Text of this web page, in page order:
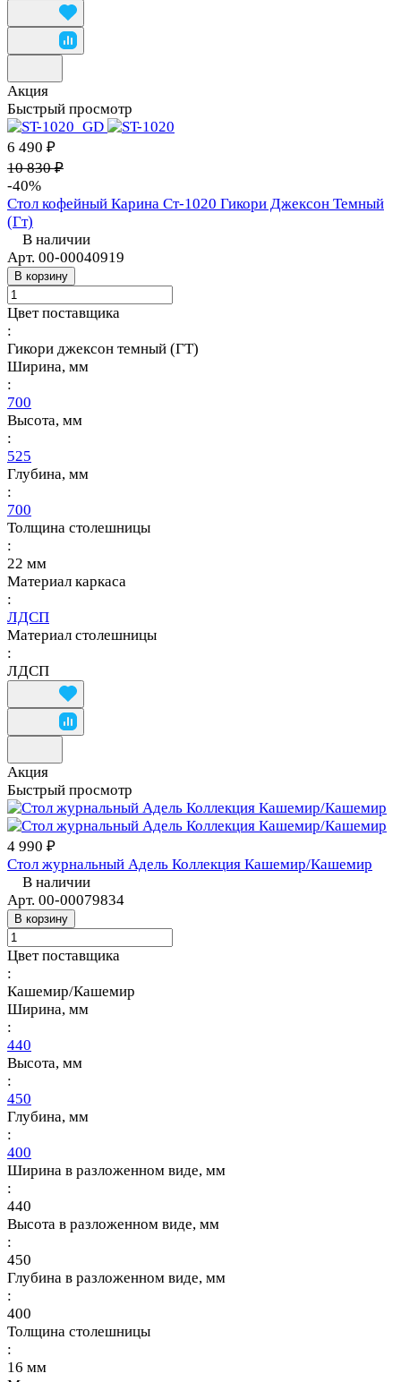
Акция
Быстрый просмотр
6 490 ₽
10 830 ₽
-40%
Стол кофейный Карина Ст-1020 Гикори Джексон Темный
(Гт)
В наличии
Арт. 00-00040919
В корзину
Цвет поставщика
:
Гикори джексон темный (ГТ)
Ширина, мм
:
700
Высота, мм
:
525
Глубина, мм
:
700
Толщина столешницы
:
22 мм
Материал каркаса
:
ЛДСП
Материал столешницы
:
ЛДСП
Акция
Быстрый просмотр
4 990 ₽
Стол журнальный Адель Коллекция Кашемир/Кашемир
В наличии
Арт. 00-00079834
В корзину
Цвет поставщика
:
Кашемир/Кашемир
Ширина, мм
:
440
Высота, мм
:
450
Глубина, мм
:
400
Ширина в разложенном виде, мм
:
440
Высота в разложенном виде, мм
:
450
Глубина в разложенном виде, мм
:
400
Толщина столешницы
:
16 мм